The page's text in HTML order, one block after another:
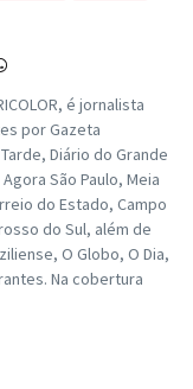
é jornalista
por Gazeta
Diário do Grande
São Paulo, Meia
do Estado, Campo
do Sul, além de
O Globo, O Dia,
Na cobertura